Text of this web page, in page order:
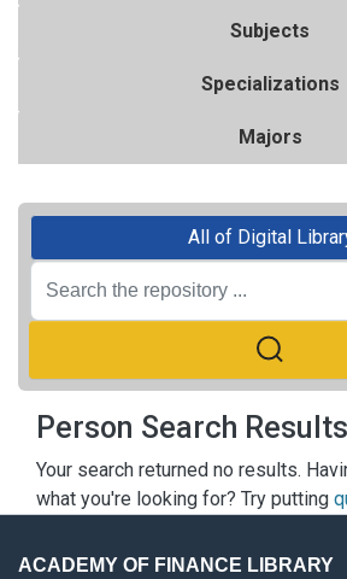
Subjects
Specializations
Majors
All of Digital
Person Search Results
Your search returned no results.
what you're looking for? Try putting
ACADEMY OF FINANCE LIBRARY